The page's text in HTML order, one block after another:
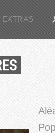
EXTRAS